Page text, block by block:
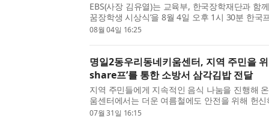
EBS(사장 김유열)는 교육부, 한국장학재단과 함
꿈장학생 시상식’을 8월 4일 오후 1시 30분 한국
했다. 지난 2011년 ‘열공장학생’이란 이름으로 시
08월 04일 16:25
명일2동우리동네키움센터, 지역 주민을
share프’를 통한 소방서 삼각김밥 전달
지역 주민들에게 지속적인 음식 나눔을 진행해
움센터에서는 더운 여름철에도 안전을 위해 헌
해 따뜻한 나눔을 진행했다. 7월 마지막 날, 강동
07월 31일 16:15